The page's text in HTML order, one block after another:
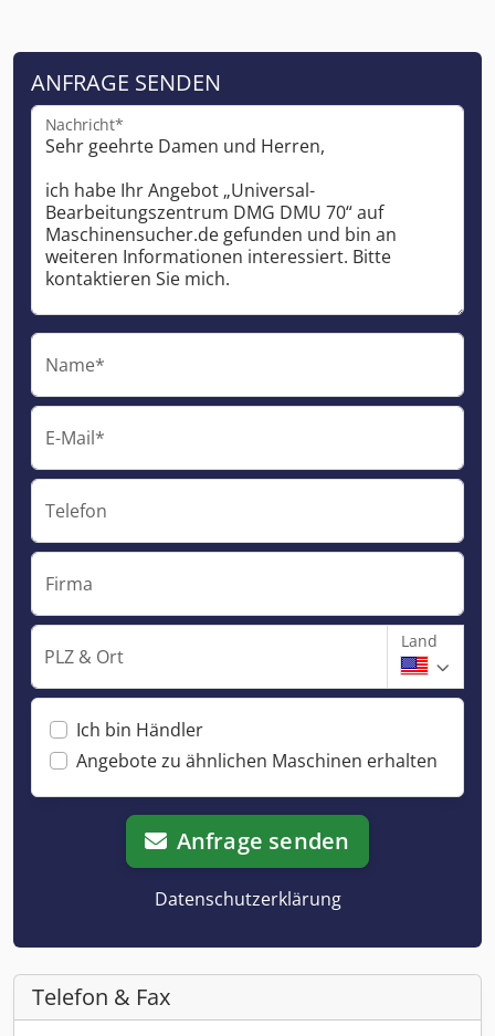
ANFRAGE SENDEN
Nachricht*
Name*
E-Mail*
Telefon
Firma
PLZ & Ort
Land
Ich bin Händler
Angebote zu ähnlichen Maschinen erhalten
Anfrage senden
Datenschutzerklärung
Telefon & Fax